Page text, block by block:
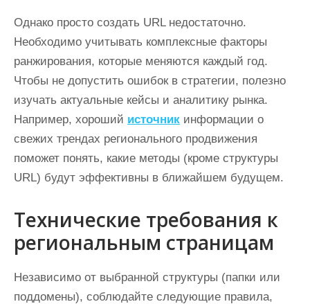
Однако просто создать URL недостаточно.
Необходимо учитывать комплексные факторы
ранжирования, которые меняются каждый год.
Чтобы не допустить ошибок в стратегии, полезно
изучать актуальные кейсы и аналитику рынка.
Например, хороший источник информации о
свежих трендах регионального продвижения
поможет понять, какие методы (кроме структуры
URL) будут эффективны в ближайшем будущем.
Технические требования к
региональным страницам
Независимо от выбранной структуры (папки или
поддомены), соблюдайте следующие правила,